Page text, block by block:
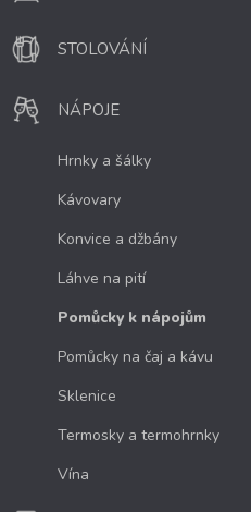
STOLOVÁNÍ
NÁPOJE
Hrnky a šálky
Kávovary
Konvice a džbány
Láhve na pití
Pomůcky k nápojům
Pomůcky na čaj a kávu
Sklenice
Termosky a termohrnky
Vína